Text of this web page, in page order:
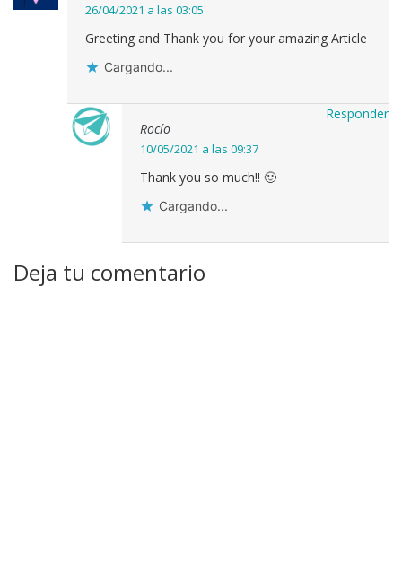
26/04/2021 a las 03:05
Greeting and Thank you for your amazing Article
Cargando...
Rocío
10/05/2021 a las 09:37
Thank you so much!! 🙂
Cargando...
Responder
Deja tu comentario